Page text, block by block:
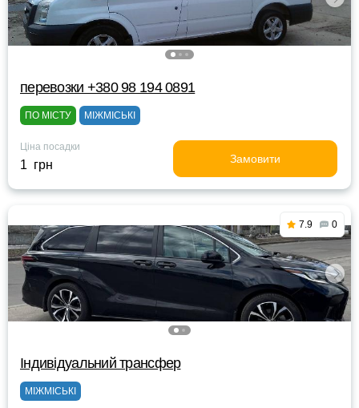
перевозки +380 98 194 0891
ПО МІСТУ МІЖМІСЬКІ
Ціна посадки
1 грн Замовити
7.9 0
Індивідуальний трансфер
МІЖМІСЬКІ